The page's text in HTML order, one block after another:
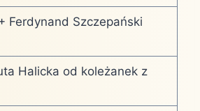
Ferdynand Szczepański
Halicka od koleżanek z